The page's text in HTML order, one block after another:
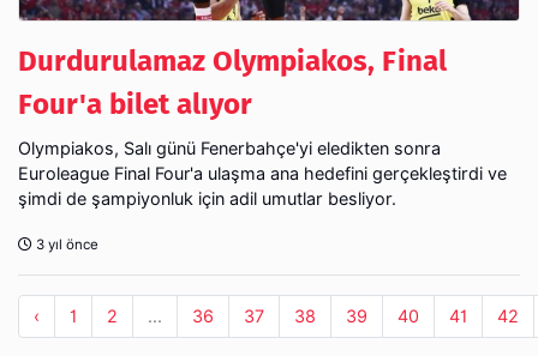
Durdurulamaz Olympiakos, Final
Four'a bilet alıyor
Olympiakos, Salı günü Fenerbahçe'yi eledikten sonra
Euroleague Final Four'a ulaşma ana hedefini gerçekleştirdi ve
şimdi de şampiyonluk için adil umutlar besliyor.
3 yıl önce
‹ 1 2 ... 36 37 38 39 40 41 42